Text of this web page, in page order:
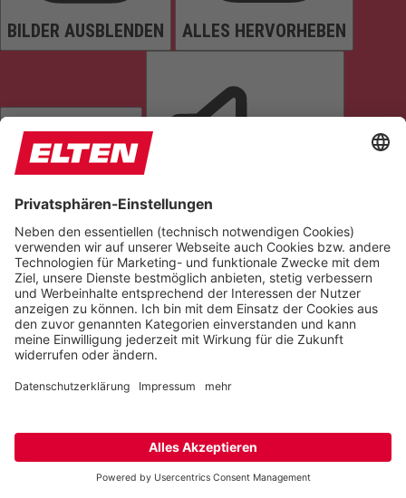
BILDER AUSBLENDEN ALLES HERVORHEBEN
SEITE VORLESEN TÖNE STUMMSCHALTEN
ANIMATIONEN STOPPEN